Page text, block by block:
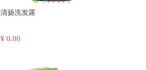
清扬洗发露
¥ 0.00